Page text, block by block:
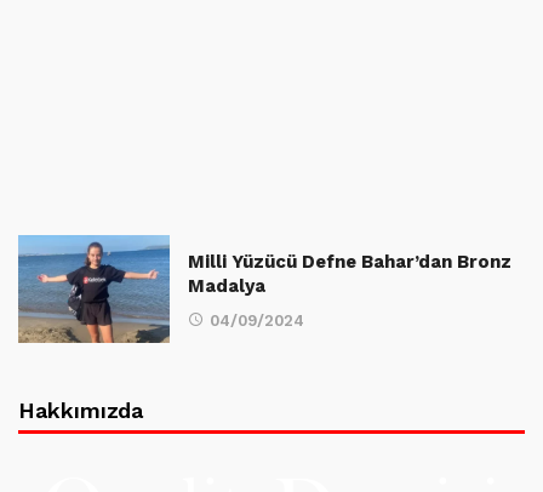
Milli Yüzücü Defne Bahar’dan Bronz
Madalya
04/09/2024
Hakkımızda